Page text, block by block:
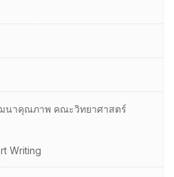
นาคุณภาพ คณะวิทยาศาสตร์
Writing